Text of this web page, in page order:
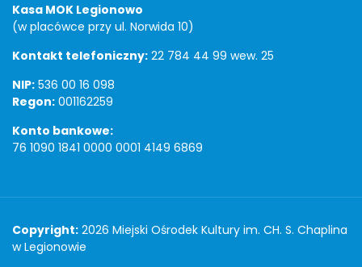
Kasa MOK Legionowo
(w placówce przy ul. Norwida 10)
Kontakt telefoniczny: 22 784 44 99 wew. 25
NIP: 536 00 16 098
Regon: 001162259
Konto bankowe:
76 1090 1841 0000 0001 4149 6869
Copyright
Copyright: 2026 Miejski Ośrodek Kultury im. CH. S. Chaplina
w Legionowie